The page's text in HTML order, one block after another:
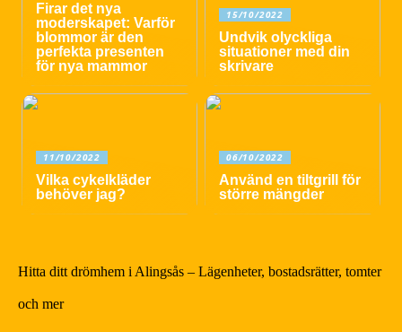
Firar det nya
moderskapet: Varför
blommor är den
perfekta presenten
för nya mammor
15/10/2022
Undvik olyckliga
situationer med din
skrivare
11/10/2022
Vilka cykelkläder
behöver jag?
06/10/2022
Använd en tiltgrill för
större mängder
Hitta ditt drömhem i Alingsås – Lägenheter, bostadsrätter, tomter
och mer